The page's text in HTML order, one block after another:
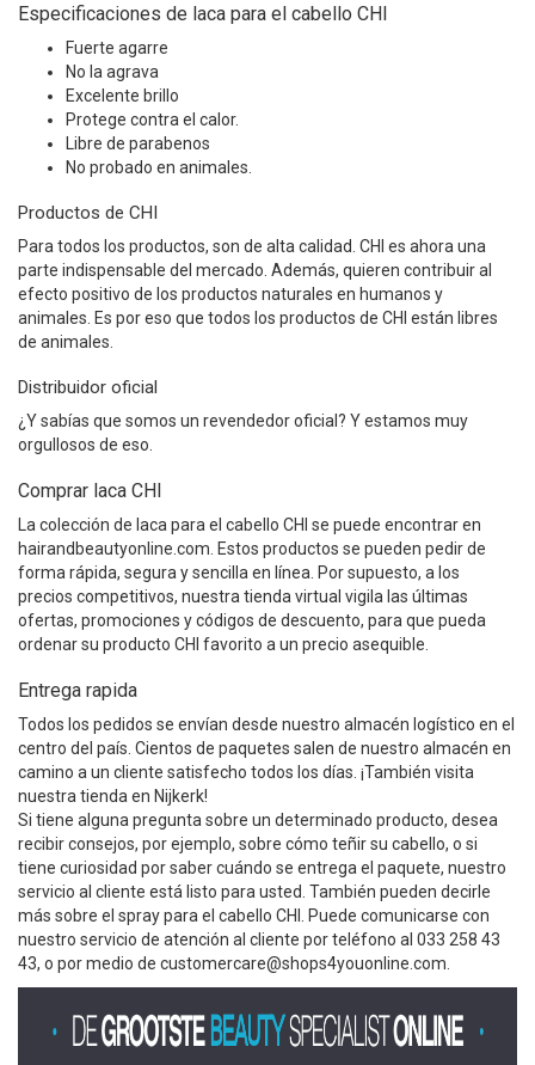
Especificaciones de laca para el cabello CHI
Fuerte agarre
No la agrava
Excelente brillo
Protege contra el calor.
Libre de parabenos
No probado en animales.
Productos de CHI
Para todos los productos, son de alta calidad. CHI es ahora una
parte indispensable del mercado. Además, quieren contribuir al
efecto positivo de los productos naturales en humanos y
animales. Es por eso que todos los productos de CHI están libres
de animales.
Distribuidor oficial
¿Y sabías que somos un revendedor oficial? Y estamos muy
orgullosos de eso.
Comprar laca CHI
La colección de laca para el cabello CHI se puede encontrar en
hairandbeautyonline.com. Estos productos se pueden pedir de
forma rápida, segura y sencilla en línea. Por supuesto, a los
precios competitivos, nuestra tienda virtual vigila las últimas
ofertas, promociones y códigos de descuento, para que pueda
ordenar su producto CHI favorito a un precio asequible.
Entrega rapida
Todos los pedidos se envían desde nuestro almacén logístico en el
centro del país. Cientos de paquetes salen de nuestro almacén en
camino a un cliente satisfecho todos los días. ¡También visita
nuestra tienda en Nijkerk!
Si tiene alguna pregunta sobre un determinado producto, desea
recibir consejos, por ejemplo, sobre cómo teñir su cabello, o si
tiene curiosidad por saber cuándo se entrega el paquete, nuestro
servicio al cliente está listo para usted. También pueden decirle
más sobre el spray para el cabello CHI. Puede comunicarse con
nuestro servicio de atención al cliente por teléfono al 033 258 43
43, o por medio de customercare@shops4youonline.com